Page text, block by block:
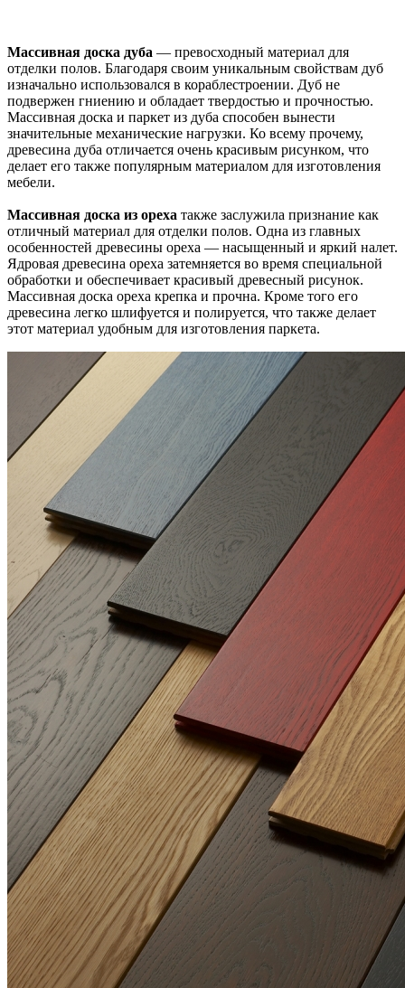
Массивная доска дуба — превосходный материал для
отделки полов. Благодаря своим уникальным свойствам дуб
изначально использовался в кораблестроении. Дуб не
подвержен гниению и обладает твердостью и прочностью.
Массивная доска и паркет из дуба способен вынести
значительные механические нагрузки. Ко всему прочему,
древесина дуба отличается очень красивым рисунком, что
делает его также популярным материалом для изготовления
мебели.
Массивная доска из ореха также заслужила признание как
отличный материал для отделки полов. Одна из главных
особенностей древесины ореха — насыщенный и яркий налет.
Ядровая древесина ореха затемняется во время специальной
обработки и обеспечивает красивый древесный рисунок.
Массивная доска ореха крепка и прочна. Кроме того его
древесина легко шлифуется и полируется, что также делает
этот материал удобным для изготовления паркета.